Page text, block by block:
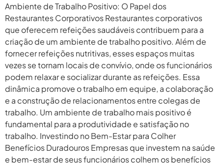
Ambiente de Trabalho Positivo: O Papel dos
Restaurantes Corporativos Restaurantes corporativos
que oferecem refeições saudáveis contribuem para a
criação de um ambiente de trabalho positivo. Além de
fornecer refeições nutritivas, esses espaços muitas
vezes se tornam locais de convívio, onde os funcionários
podem relaxar e socializar durante as refeições. Essa
dinâmica promove o trabalho em equipe, a colaboração
e a construção de relacionamentos entre colegas de
trabalho. Um ambiente de trabalho mais positivo é
fundamental para a produtividade e satisfação no
trabalho. Investindo no Bem-Estar para Colher
Benefícios Duradouros Empresas que investem na saúde
e bem-estar de seus funcionários colhem os benefícios